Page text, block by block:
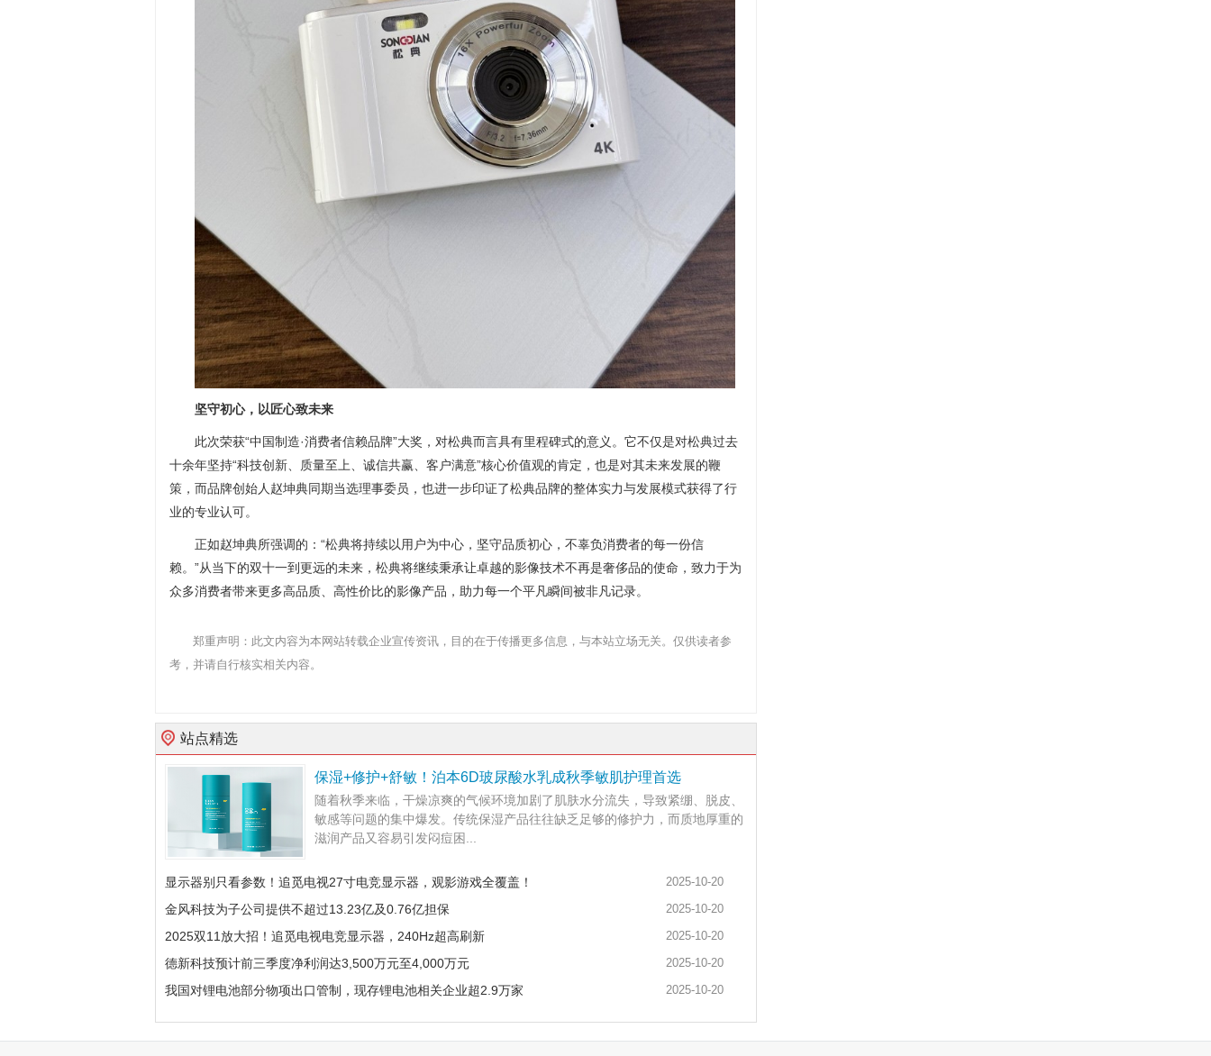
坚守初心，以匠心致未来
此次荣获“中国制造·消费者信赖品牌”大奖，对松典而言具有里程碑式的意义。它不仅是对松典过去
十余年坚持“科技创新、质量至上、诚信共赢、客户满意”核心价值观的肯定，也是对其未来发展的鞭
策，而品牌创始人赵坤典同期当选理事委员，也进一步印证了松典品牌的整体实力与发展模式获得了行
业的专业认可。
正如赵坤典所强调的：“松典将持续以用户为中心，坚守品质初心，不辜负消费者的每一份信
赖。”从当下的双十一到更远的未来，松典将继续秉承让卓越的影像技术不再是奢侈品的使命，致力于为
众多消费者带来更多高品质、高性价比的影像产品，助力每一个平凡瞬间被非凡记录。
郑重声明：此文内容为本网站转载企业宣传资讯，目的在于传播更多信息，与本站立场无关。仅供读者参
考，并请自行核实相关内容。
站点精选
保湿+修护+舒敏！泊本6D玻尿酸水乳成秋季敏肌护理首选
随着秋季来临，干燥凉爽的气候环境加剧了肌肤水分流失，导致紧绷、脱皮、
敏感等问题的集中爆发。传统保湿产品往往缺乏足够的修护力，而质地厚重的
滋润产品又容易引发闷痘困...
显示器别只看参数！追觅电视27寸电竞显示器，观影游戏全覆盖！ 2025-10-20
金风科技为子公司提供不超过13.23亿及0.76亿担保 2025-10-20
2025双11放大招！追觅电视电竞显示器，240Hz超高刷新 2025-10-20
德新科技预计前三季度净利润达3,500万元至4,000万元 2025-10-20
我国对锂电池部分物项出口管制，现存锂电池相关企业超2.9万家 2025-10-20